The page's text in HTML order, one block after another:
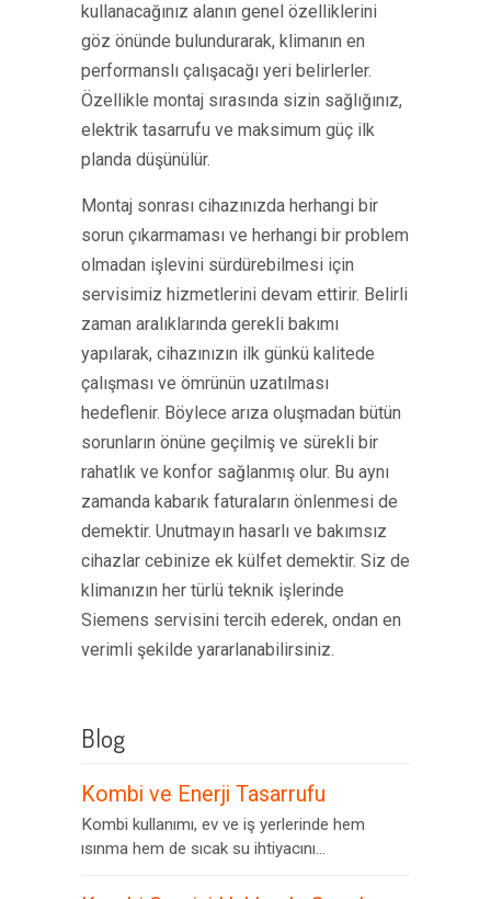
kullanacağınız alanın genel özelliklerini
göz önünde bulundurarak, klimanın en
performanslı çalışacağı yeri belirlerler.
Özellikle montaj sırasında sizin sağlığınız,
elektrik tasarrufu ve maksimum güç ilk
planda düşünülür.
Montaj sonrası cihazınızda herhangi bir
sorun çıkarmaması ve herhangi bir problem
olmadan işlevini sürdürebilmesi için
servisimiz hizmetlerini devam ettirir. Belirli
zaman aralıklarında gerekli bakımı
yapılarak, cihazınızın ilk günkü kalitede
çalışması ve ömrünün uzatılması
hedeflenir. Böylece arıza oluşmadan bütün
sorunların önüne geçilmiş ve sürekli bir
rahatlık ve konfor sağlanmış olur. Bu aynı
zamanda kabarık faturaların önlenmesi de
demektir. Unutmayın hasarlı ve bakımsız
cihazlar cebinize ek külfet demektir. Siz de
klimanızın her türlü teknik işlerinde
Siemens servisini tercih ederek, ondan en
verimli şekilde yararlanabilirsiniz.
Blog
Kombi ve Enerji Tasarrufu
Kombi kullanımı, ev ve iş yerlerinde hem
ısınma hem de sıcak su ihtiyacını...